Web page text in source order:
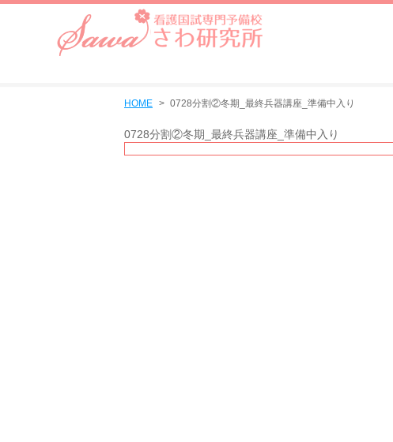
HOME 0728分割②冬期_最終兵器講座_準備中入り
0728分割②冬期_最終兵器講座_準備中入り